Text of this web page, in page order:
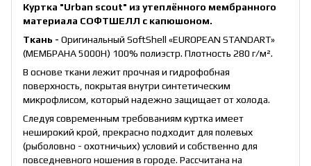
Куртка "Urban scout" из утеплённого мембранного
материала СОФТШЕЛЛ с капюшоном.
Ткань - Оригинальный SoftShell «EUROPEAN STANDART»
(МЕМБРАНА 5000Н) 100% полиэстр. Плотность 280 г/м².
В основе ткани лежит прочная и гидрофобная
поверхность, покрытая внутри синтетическим
микрофлисом, который надежно защищает от холода.
Следуя современным требованиям куртка имеет
неширокий крой, прекрасно подходит для полевых
(рыболовно - охотничьих) условий и собственно для
повседневного ношения в городе. Рассчитана на